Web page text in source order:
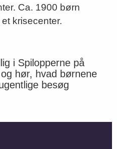
Ca. 1900 børn
krisecenter.
i Spilopperne på
hør, hvad børnene
besøg